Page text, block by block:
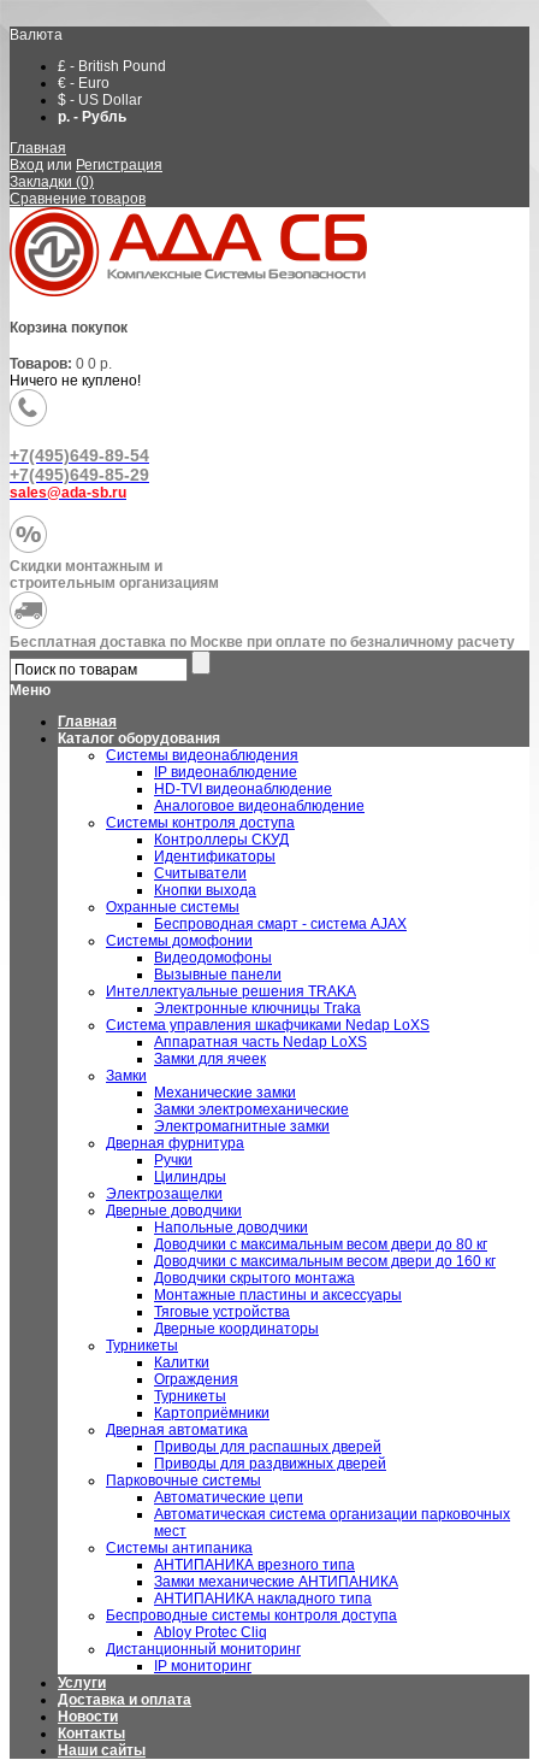
Валюта
£ - British Pound
€ - Euro
$ - US Dollar
р. - Рубль
Главная
Вход или Регистрация
Закладки (0)
Сравнение товаров
Корзина покупок
Товаров: 0 0 р.
Ничего не куплено!
+7(495)649-89-54
+7(495)649-85-29
sales@ada-sb.ru
Скидки монтажным и
строительным организациям
Бесплатная доставка по Москве при оплате по безналичному расчету
Меню
Главная
Каталог оборудования
Системы видеонаблюдения
IP видеонаблюдение
HD-TVI видеонаблюдение
Аналоговое видеонаблюдение
Системы контроля доступа
Контроллеры СКУД
Идентификаторы
Считыватели
Кнопки выхода
Охранные системы
Беспроводная смарт - система AJAX
Системы домофонии
Видеодомофоны
Вызывные панели
Интеллектуальные решения TRAKA
Электронные ключницы Traka
Система управления шкафчиками Nedap LoXS
Аппаратная часть Nedap LoXS
Замки для ячеек
Замки
Механические замки
Замки электромеханические
Электромагнитные замки
Дверная фурнитура
Ручки
Цилиндры
Электрозащелки
Дверные доводчики
Напольные доводчики
Доводчики с максимальным весом двери до 80 кг
Доводчики с максимальным весом двери до 160 кг
Доводчики скрытого монтажа
Монтажные пластины и аксессуары
Тяговые устройства
Дверные координаторы
Турникеты
Калитки
Ограждения
Турникеты
Картоприёмники
Дверная автоматика
Приводы для распашных дверей
Приводы для раздвижных дверей
Парковочные системы
Автоматические цепи
Автоматическая система организации парковочных
мест
Системы антипаника
АНТИПАНИКА врезного типа
Замки механические АНТИПАНИКА
АНТИПАНИКА накладного типа
Беспроводные системы контроля доступа
Abloy Protec Cliq
Дистанционный мониторинг
IP мониторинг
Услуги
Доставка и оплата
Новости
Контакты
Наши сайты